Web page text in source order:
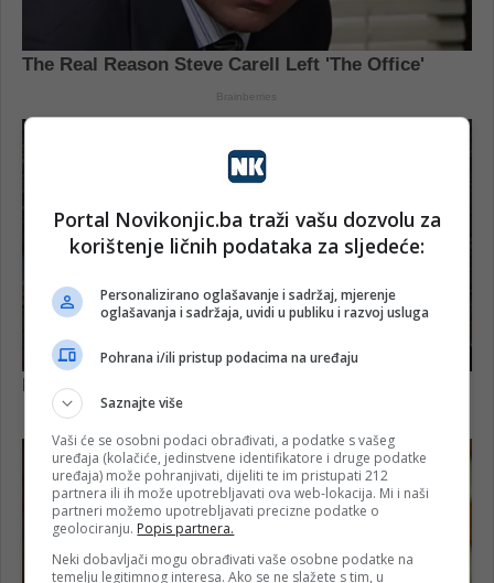
Portal Novikonjic.ba traži vašu dozvolu za
korištenje ličnih podataka za sljedeće:
Personalizirano oglašavanje i sadržaj, mjerenje
oglašavanja i sadržaja, uvidi u publiku i razvoj usluga
Pohrana i/ili pristup podacima na uređaju
Saznajte više
Vaši će se osobni podaci obrađivati, a podatke s vašeg
uređaja (kolačiće, jedinstvene identifikatore i druge podatke
uređaja) može pohranjivati, dijeliti te im pristupati 212
partnera ili ih može upotrebljavati ova web-lokacija. Mi i naši
partneri možemo upotrebljavati precizne podatke o
geolociranju. Popis partnera.
Neki dobavljači mogu obrađivati vaše osobne podatke na
temelju legitimnog interesa. Ako se ne slažete s tim, u